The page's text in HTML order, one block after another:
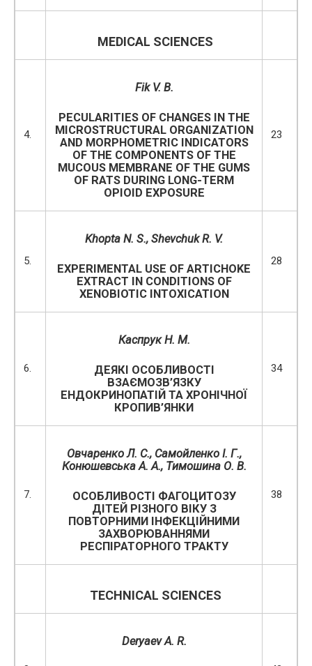
MEDICAL SCIENCES
4.
Fik V. B.
PECULARITIES OF CHANGES IN THE
MICROSTRUCTURAL ORGANIZATION
AND MORPHOMETRIC INDICATORS
OF THE COMPONENTS OF THE
MUCOUS MEMBRANE OF THE GUMS
OF RATS DURING LONG-TERM
OPIOID EXPOSURE
23
5.
Khopta N. S., Shevchuk R. V.
EXPERIMENTAL USE OF ARTICHOKE
EXTRACT IN CONDITIONS OF
XENOBIOTIC INTOXICATION
28
6.
Каспрук Н. М.
ДЕЯКІ ОСОБЛИВОСТІ
ВЗАЄМОЗВ’ЯЗКУ
ЕНДОКРИНОПАТІЙ ТА ХРОНІЧНОЇ
КРОПИВ’ЯНКИ
34
7.
Овчаренко Л. С., Самойленко І. Г.,
Конюшевська А. А., Тимошина О. В.
ОСОБЛИВОСТІ ФАГОЦИТОЗУ
ДІТЕЙ РІЗНОГО ВІКУ З
ПОВТОРНИМИ ІНФЕКЦІЙНИМИ
ЗАХВОРЮВАННЯМИ
РЕСПІРАТОРНОГО ТРАКТУ
38
TECHNICAL SCIENCES
Deryaev A. R.